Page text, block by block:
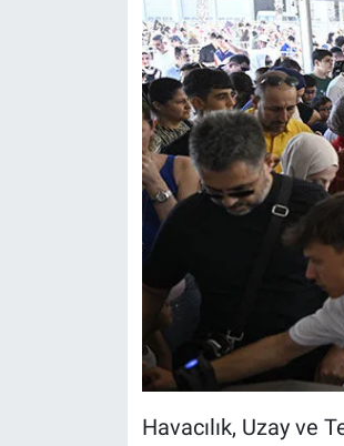
Havacılık, Uzay ve
Programlar
Teknoloji
Türkiye'nin Geleceği